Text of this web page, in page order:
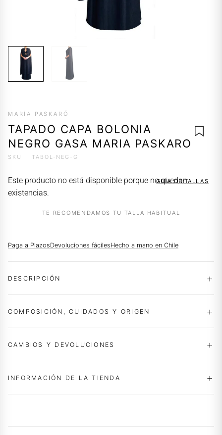
MARÍA PASKARÓ
TAPADO CAPA BOLONIA
NEGRO GASA MARIA PASKARO
SKU · TABOL-NEG-G
GUÍA DE TALLAS
Este producto no está disponible porque no quedan
existencias.
TE RECOMENDAMOS TU TALLA HABITUAL
Paga a PlazosDevoluciones fácilesHecho a mano en Chile
DESCRIPCIÓN
COMPOSICIÓN, CUIDADOS Y ORIGEN
CAMBIOS Y DEVOLUCIONES
INFORMACIÓN DE LA TIENDA